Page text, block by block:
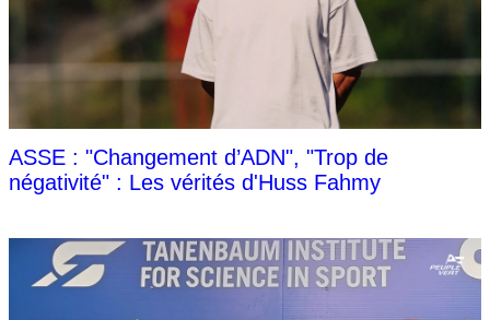
ASSE : "Changement d’ADN", "Trop de
négativité" : Les vérités d'Huss Fahmy